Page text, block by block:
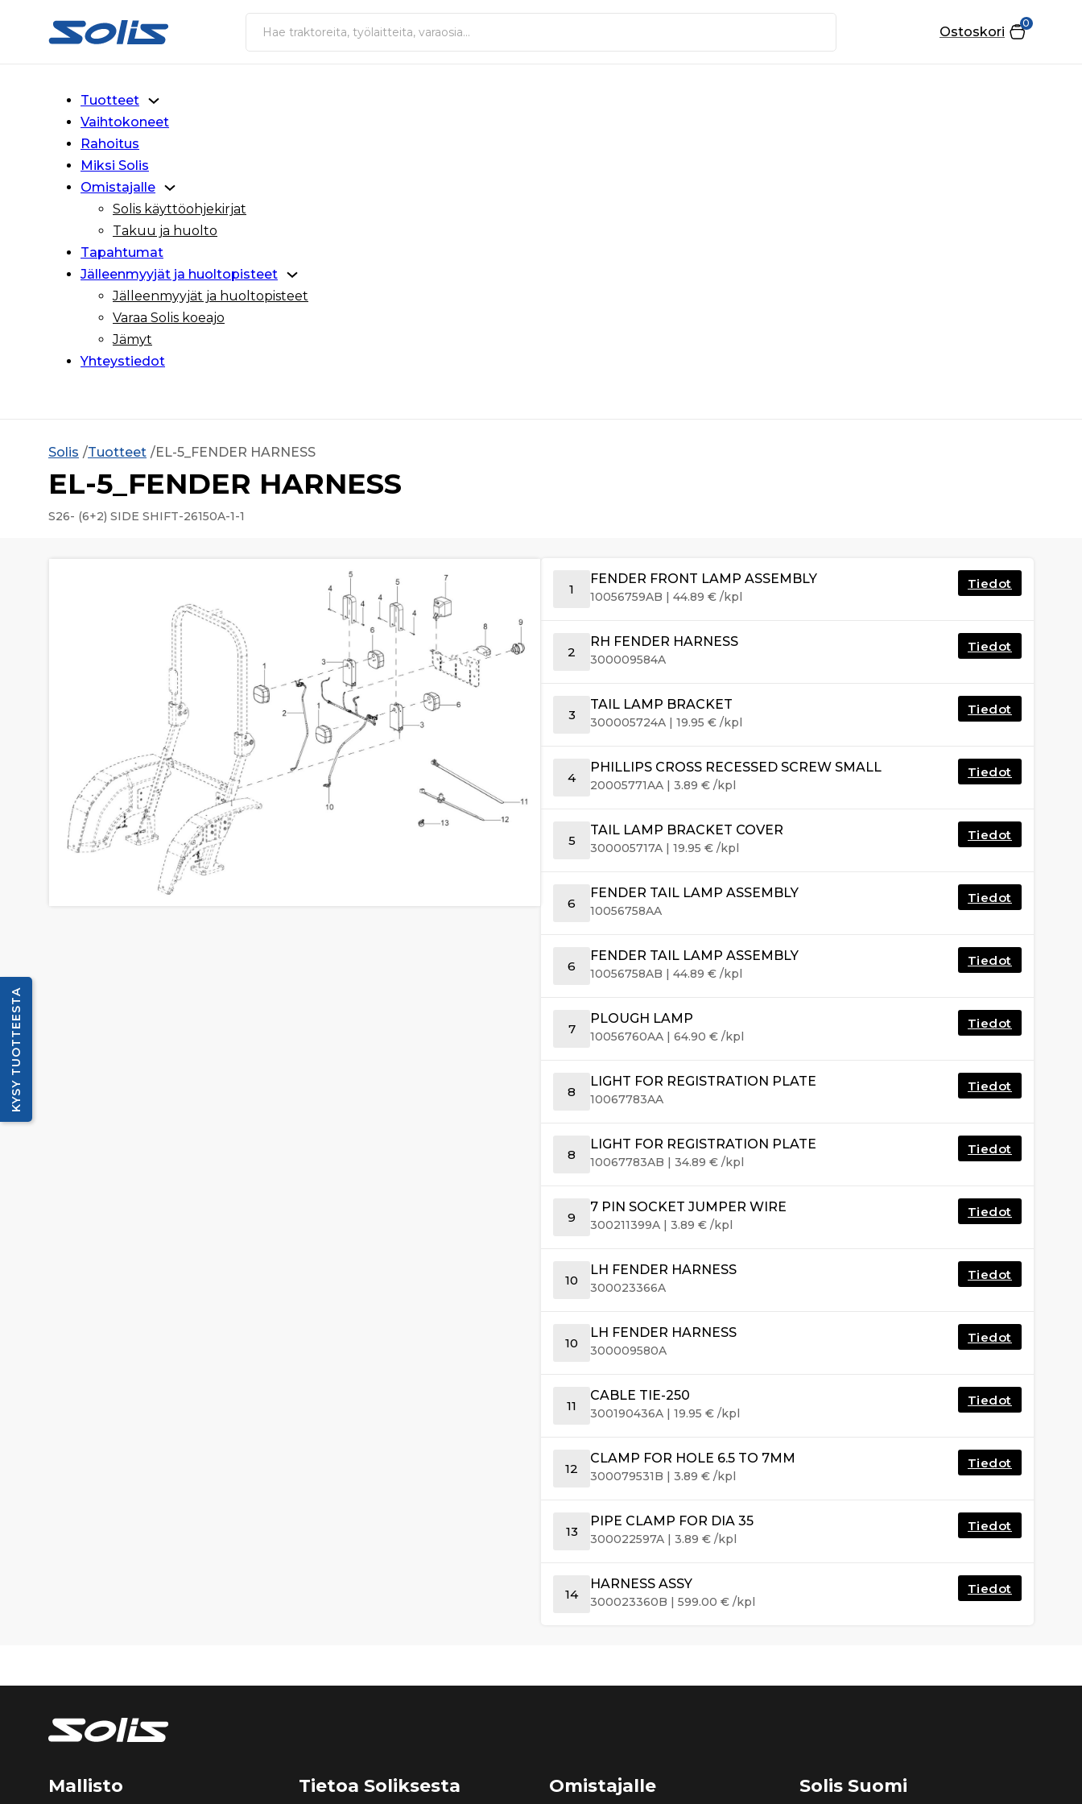
Siirry pääsisältöön
Siirry alatunnisteeseen
Haku
0
Ostoskori
Tuotteet
Vaihtokoneet
Rahoitus
Miksi Solis
Omistajalle
Solis käyttöohjekirjat
Takuu ja huolto
Tapahtumat
Jälleenmyyjät ja huoltopisteet
Jälleenmyyjät ja huoltopisteet
Varaa Solis koeajo
Jämyt
Yhteystiedot
Solis Tuotteet EL-5_FENDER HARNESS
EL-5_FENDER HARNESS
S26- (6+2) SIDE SHIFT-26150A-1-1
1
FENDER FRONT LAMP ASSEMBLY
10056759AB |44.89€ /kpl
Tiedot
2
RH FENDER HARNESS
300009584A
Tiedot
3
TAIL LAMP BRACKET
300005724A |19.95€ /kpl
Tiedot
4
PHILLIPS CROSS RECESSED SCREW SMALL
20005771AA |3.89€ /kpl
Tiedot
5
TAIL LAMP BRACKET COVER
300005717A |19.95€ /kpl
Tiedot
6
FENDER TAIL LAMP ASSEMBLY
10056758AA
Tiedot
6
FENDER TAIL LAMP ASSEMBLY
10056758AB |44.89€ /kpl
Tiedot
7
PLOUGH LAMP
10056760AA |64.90€ /kpl
Tiedot
8
LIGHT FOR REGISTRATION PLATE
10067783AA
Tiedot
8
LIGHT FOR REGISTRATION PLATE
10067783AB |34.89€ /kpl
Tiedot
9
7 PIN SOCKET JUMPER WIRE
300211399A |3.89€ /kpl
Tiedot
10
LH FENDER HARNESS
300023366A
Tiedot
10
LH FENDER HARNESS
300009580A
Tiedot
11
CABLE TIE-250
300190436A |19.95€ /kpl
Tiedot
12
CLAMP FOR HOLE 6.5 TO 7MM
300079531B |3.89€ /kpl
Tiedot
13
PIPE CLAMP FOR DIA 35
300022597A |3.89€ /kpl
Tiedot
14
HARNESS ASSY
300023360B |599.00€ /kpl
Tiedot
Mallisto Tietoa Soliksesta Omistajalle Solis Suomi
KYSY TUOTTEESTA